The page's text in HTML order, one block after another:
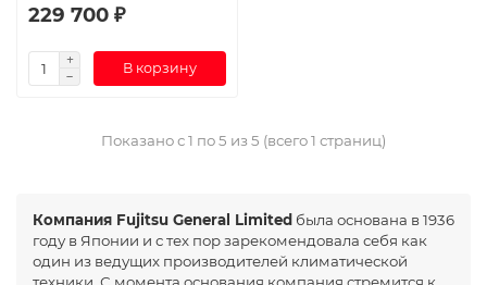
229 700 ₽
В корзину
Показано с 1 по 5 из 5 (всего 1 страниц)
Компания Fujitsu General Limited была основана в 1936
году в Японии и с тех пор зарекомендовала себя как
один из ведущих производителей климатической
техники. С момента основания компания стремится к